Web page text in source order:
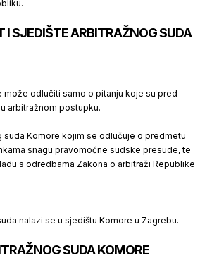
I SJEDIŠTE ARBITRAŽNOG SUDA
može odlučiti samo o pitanju koje su pred
arbitražnom postupku.
suda Komore kojim se odlučuje o predmetu
snagu pravomoćne sudske presude, te
s odredbama Zakona o arbitraži Republike
nalazi se u sjedištu Komore u Zagrebu.
SUDA KOMORE